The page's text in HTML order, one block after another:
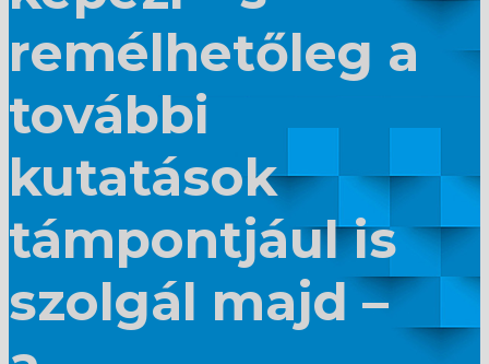
remélhetőleg a
további
kutatások
támpontjául is
szolgál majd –